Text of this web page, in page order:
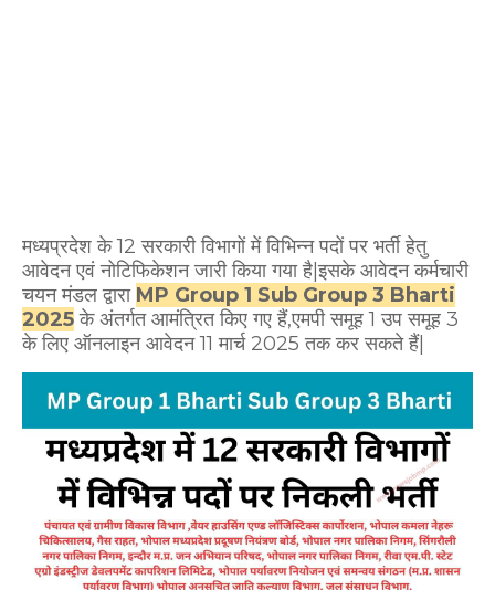
मध्यप्रदेश के 12 सरकारी विभागों में विभिन्न पदों पर भर्ती हेतु
आवेदन एवं नोटिफिकेशन जारी किया गया है|इसके आवेदन कर्मचारी
चयन मंडल द्वारा MP Group 1 Sub Group 3 Bharti
2025के अंतर्गत आमंत्रित किए गए हैं,एमपी समूह 1 उप समूह 3
के लिए ऑनलाइन आवेदन 11 मार्च 2025 तक कर सकते हैं|